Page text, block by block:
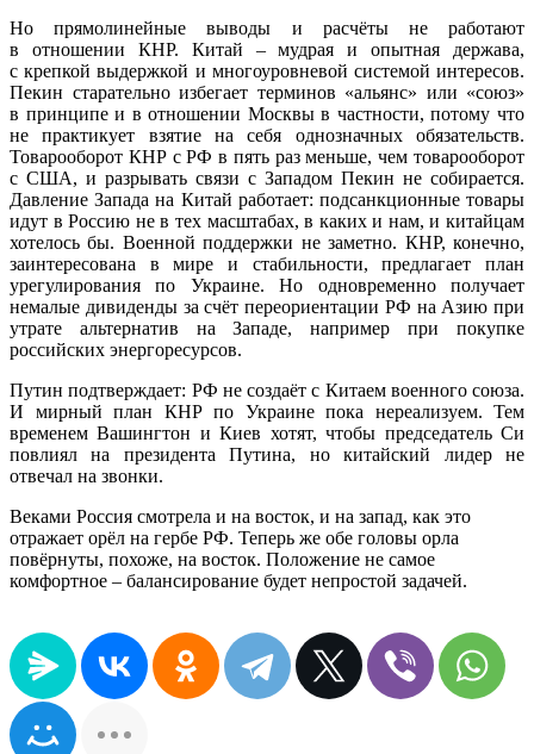
Но прямолинейные выводы и расчёты не работают
в отношении КНР. Китай – мудрая и опытная держава,
с крепкой выдержкой и многоуровневой системой интересов.
Пекин старательно избегает терминов «альянс» или «союз»
в принципе и в отношении Москвы в частности, потому что
не практикует взятие на себя однозначных обязательств.
Товарооборот КНР с РФ в пять раз меньше, чем товарооборот
с США, и разрывать связи с Западом Пекин не собирается.
Давление Запада на Китай работает: подсанкционные товары
идут в Россию не в тех масштабах, в каких и нам, и китайцам
хотелось бы. Военной поддержки не заметно. КНР, конечно,
заинтересована в мире и стабильности, предлагает план
урегулирования по Украине. Но одновременно получает
немалые дивиденды за счёт переориентации РФ на Азию при
утрате альтернатив на Западе, например при покупке
российских энергоресурсов.
Путин подтверждает: РФ не создаёт с Китаем военного союза.
И мирный план КНР по Украине пока нереализуем. Тем
временем Вашингтон и Киев хотят, чтобы председатель Си
повлиял на президента Путина, но китайский лидер не
отвечал на звонки.
Веками Россия смотрела и на восток, и на запад, как это
отражает орёл на гербе РФ. Теперь же обе головы орла
повёрнуты, похоже, на восток. Положение не самое
комфортное – балансирование будет непростой задачей.